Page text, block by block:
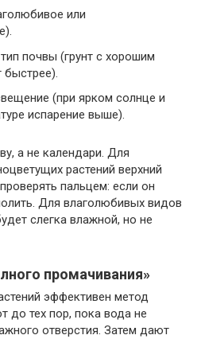
или
почвы (грунт с хорошим
быстрее).
(при ярком солнце и
испарение выше).
а не календари. Для
растений верхний
пальцем: если он
Для влаголюбивых видов
слегка влажной, но не
промачивания»
эффективен метод
до тех пор, пока вода не
отверстия. Затем дают